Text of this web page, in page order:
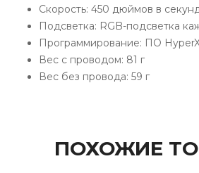
Скорость: 450 дюймов в
Подсветка: RGB-подсветка
Программирование: ПО
Вес с проводом: 81 г
Вес без провода: 59 г
ПОХОЖИЕ